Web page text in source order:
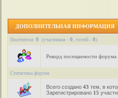
ДОПОЛНИТЕЛЬНАЯ ИНФОРМАЦИЯ
Посетители: 0 (участников - 0 , гостей - 0)
Рекорд посещаемости форума
Статистика форума
Всего создано 43 тем, в
Зарегистрировано 15